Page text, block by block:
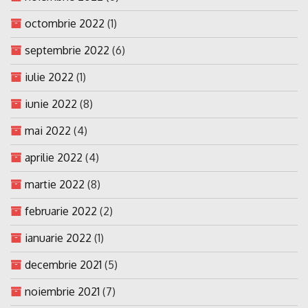
octombrie 2022 (1)
septembrie 2022 (6)
iulie 2022 (1)
iunie 2022 (8)
mai 2022 (4)
aprilie 2022 (4)
martie 2022 (8)
februarie 2022 (2)
ianuarie 2022 (1)
decembrie 2021 (5)
noiembrie 2021 (7)